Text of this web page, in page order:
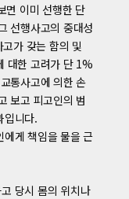
면 이미 선행한 단
선행사고의 중대성
가 갖는 함의 및
대한 고려가 단 1%
통사고에 의한 손
보고 피고인의 범
입니다.
에게 책임을 물을 근
당시 몸의 위치나